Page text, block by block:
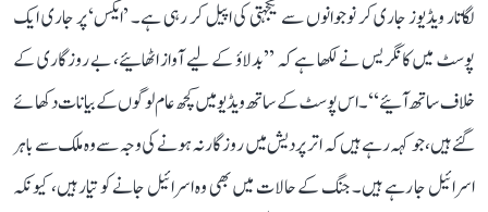
لگاتار ویڈیوز جاری کر نوجوانوں سے یکجہتی کی اپیل کر رہی ہے۔ ’ایکس‘ پر جاری ایک
پوسٹ میں کانگریس نے لکھا ہے کہ ’’بدلاؤ کے لیے آواز اٹھائیے، بے روزگاری کے
خلاف ساتھ آئیے‘‘۔ اس پوسٹ کے ساتھ ویڈیو میں کچھ عام لوگوں کے بیانات دکھائے
گئے ہیں، جو کہہ رہے ہیں کہ اتر پردیش میں روزگار نہ ہونے کی وجہ سے وہ ملک سے باہر
اسرائیل جا رہے ہیں۔ جنگ کے حالات میں بھی وہ اسرائیل جانے کو تیار ہیں، کیونکہ